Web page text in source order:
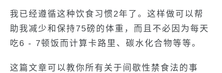
我已经遵循这种饮食习惯2年了。这样做可以帮
助我减少和保持75磅的体重，而且不必因为每天
吃6 - 7顿饭而计算卡路里、碳水化合物等等。
这篇文章可以教你所有关于间歇性禁食法的事